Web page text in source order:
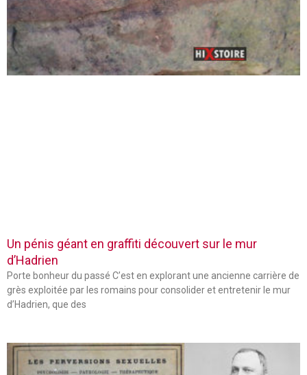
Un pénis géant en graffiti découvert sur le mur
d’Hadrien
Porte bonheur du passé C’est en explorant une ancienne carrière de
grès exploitée par les romains pour consolider et entretenir le mur
d’Hadrien, que des